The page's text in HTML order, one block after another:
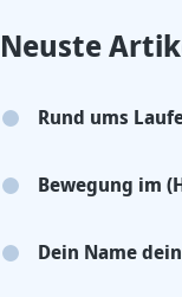
Neuste
Rund ums
Bewegung im
Dein Name